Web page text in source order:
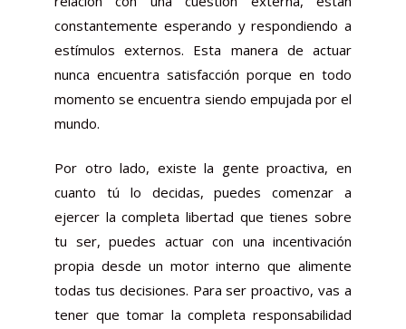
constantemente esperando y respondiendo a
estímulos externos. Esta manera de actuar
nunca encuentra satisfacción porque en todo
momento se encuentra siendo empujada por el
mundo.
Por otro lado, existe la gente proactiva, en
cuanto tú lo decidas, puedes comenzar a
ejercer la completa libertad que tienes sobre
tu ser, puedes actuar con una incentivación
propia desde un motor interno que alimente
todas tus decisiones. Para ser proactivo, vas a
tener que tomar la completa responsabilidad